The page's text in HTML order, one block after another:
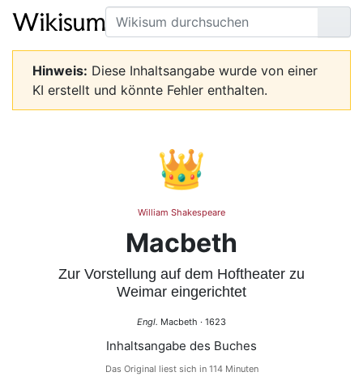
Suche
Seite
Hinweis: Diese Inhaltsangabe wurde von einer
KI erstellt und könnte Fehler enthalten.
👑
William Shakespeare
Macbeth
Zur Vorstellung auf dem Hoftheater zu
Weimar eingerichtet
Engl. Macbeth · 1623
Inhaltsangabe des Buches
Das Original liest sich in 114 Minuten